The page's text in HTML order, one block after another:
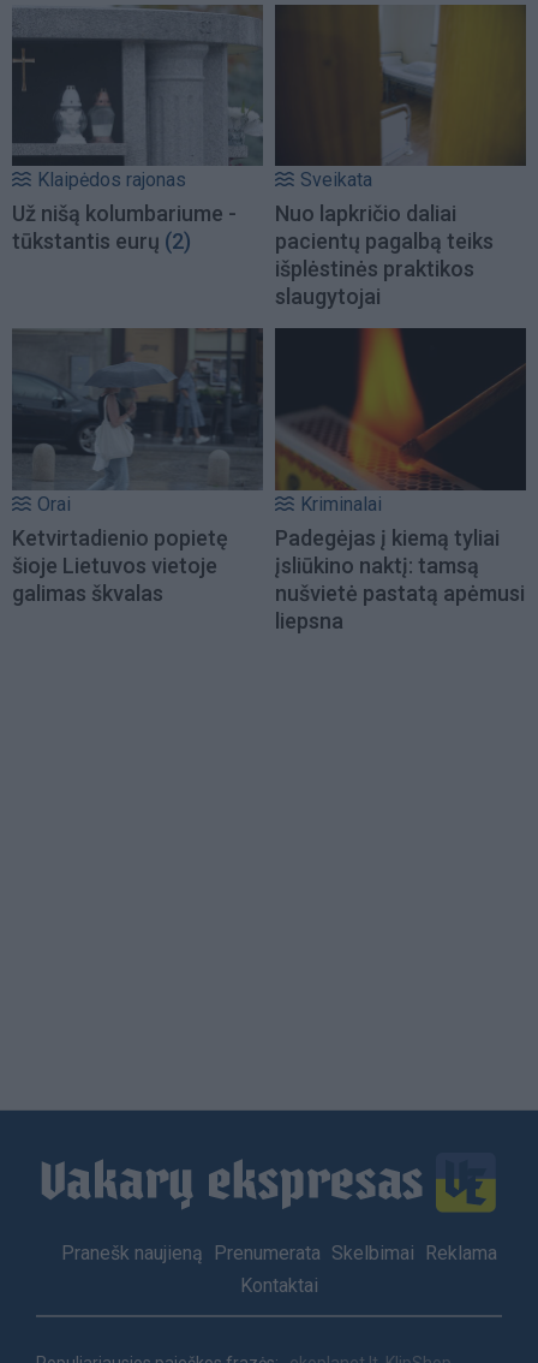
Klaipėdos rajonas
Už nišą kolumbariume -
tūkstantis eurų (2)
Sveikata
Nuo lapkričio daliai
pacientų pagalbą teiks
išplėstinės praktikos
slaugytojai
Orai
Ketvirtadienio popietę
šioje Lietuvos vietoje
galimas škvalas
Kriminalai
Padegėjas į kiemą tyliai
įsliūkino naktį: tamsą
nušvietė pastatą apėmusi
liepsna
Footer
Pranešk naujieną Prenumerata Skelbimai
Reklama
Kontaktai